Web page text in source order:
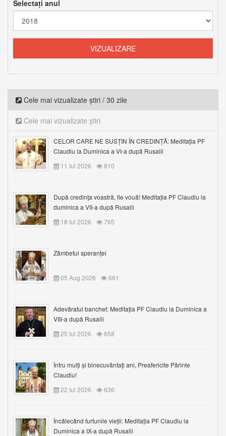
Selectați anul
Cele mai vizualizate știri / 30 zile
Cele mai vizualizate știri
CELOR CARE NE SUSȚIN ÎN CREDINȚĂ: Meditația PF
Claudiu la Duminica a VI-a după Rusalii
11 Iul 2026
810
După credinţa voastră, fie vouă! Meditația PF Claudiu la
duminica a VII-a după Rusalii
18 Iul 2026
765
Zâmbetul speranței
05 Aug 2026 661
Adevăratul banchet: Meditația PF Claudiu la Duminica a
VIII-a după Rusalii
25 Iul 2026
658
Întru mulți și binecuvântați ani, Preafericite Părinte
Claudiu!
22 Iul 2026
636
Încălecând furtunile vieții: Meditația PF Claudiu la
Duminica a IX-a după Rusalii